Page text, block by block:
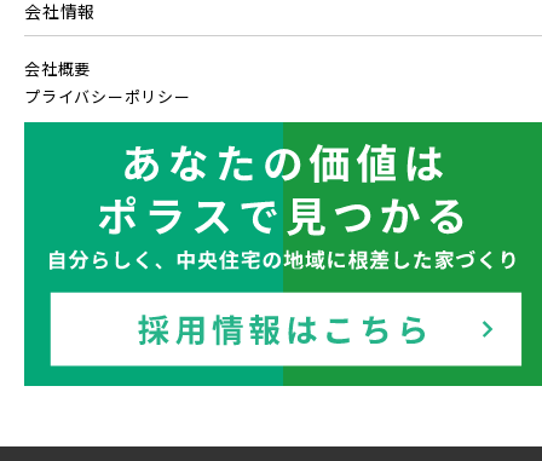
会社情報
会社概要
プライバシーポリシー